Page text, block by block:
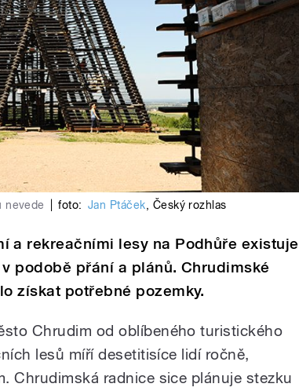
nevede foto: Jan Ptáček, Český rozhlas
a rekreačními lesy na Podhůře existuje
podobě přání a plánů. Chrudimské
získat potřebné pozemky.
Chrudim od oblíbeného turistického
lesů míří desetitisíce lidí ročně,
Chrudimská radnice sice plánuje stezku